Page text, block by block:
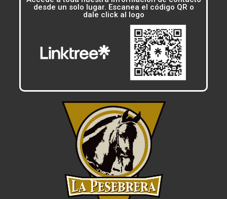
desde un solo lugar. Escanea el código QR o
dale click al logo